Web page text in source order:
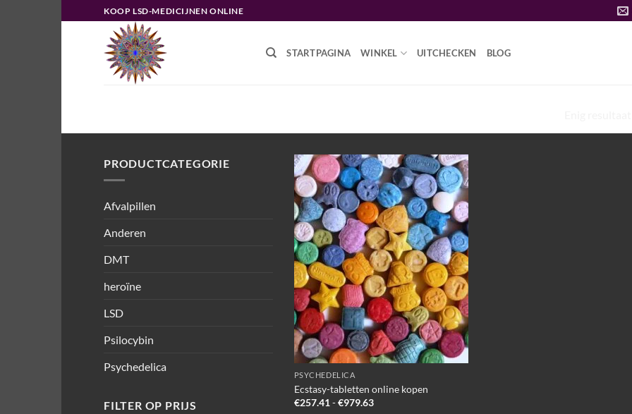
naar
KOOP LSD-MEDICIJNEN ONLINE
STARTPAGINA WINKEL UITCHECKEN BLOG
PRODUCTCATEGORIE
Afvalpillen
Anderen
DMT
heroïne
LSD
Psilocybin
Psychedelica
FILTER OP PRIJS
Add to
wishlist
PSYCHEDELICA
Ecstasy-tabletten online kopen
€257.41-€979.63Prijsklasse: